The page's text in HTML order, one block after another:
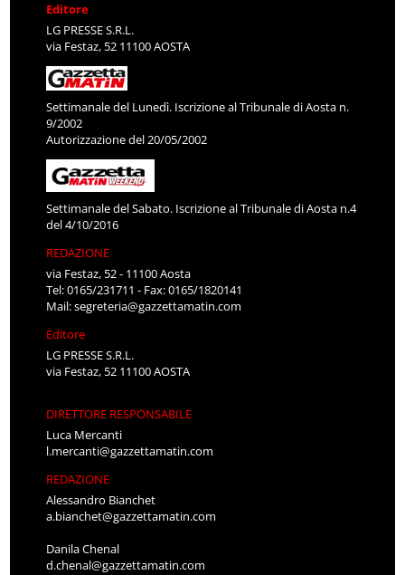
Editore
LG PRESSE S.R.L.
via Festaz, 52 11100 AOSTA
Settimanale del Lunedì. Iscrizione al Tribunale di Aosta n.
9/2002
Autorizzazione del 20/05/2002
Settimanale del Sabato. Iscrizione al Tribunale di Aosta n.4
del 4/10/2016
REDAZIONE
via Festaz, 52 - 11100 Aosta
Tel: 0165/231711 - Fax: 0165/1820141
Mail:segreteria@gazzettamatin.com
Editore
LG PRESSE S.R.L.
via Festaz, 52 11100 AOSTA
DIRETTORE RESPONSABILE
Luca Mercanti
l.mercanti@gazzettamatin.com
REDAZIONE
Alessandro Bianchet
a.bianchet@gazzettamatin.com
Danila Chenal
d.chenal@gazzettamatin.com